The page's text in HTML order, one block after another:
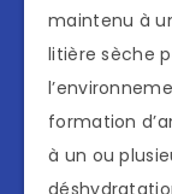
maintenu à
litière sèche
formation
à un ou